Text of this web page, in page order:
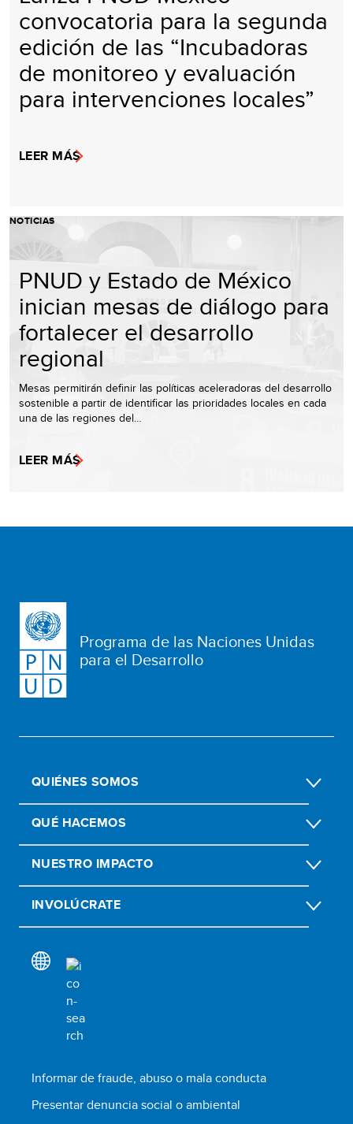
convocatoria para la segunda
edición de las “Incubadoras
de monitoreo y evaluación
para intervenciones locales”
LEER MÁS
NOTICIAS
PNUD y Estado de México
inician mesas de diálogo para
fortalecer el desarrollo
regional
Mesas permitirán definir las políticas aceleradoras del desarrollo
sostenible a partir de identificar las prioridades locales en cada
una de las regiones del…
LEER MÁS
Programa de las Naciones Unidas
para el Desarrollo
QUIÉNES SOMOS
QUÉ HACEMOS
NUESTRO IMPACTO
INVOLÚCRATE
Informar de fraude, abuso o mala conducta
Presentar denuncia social o ambiental